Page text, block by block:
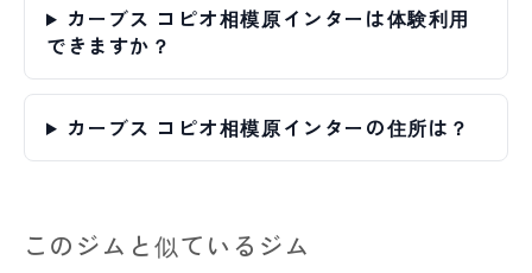
カーブス コピオ相模原インターは体験利用
できますか？
カーブス コピオ相模原インターの住所は？
このジムと似ているジム